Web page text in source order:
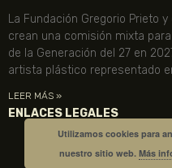
La Fundación Gregorio Prieto
crean una comisión mixta
de la Generación del 27 en
artista plástico representado
LEER MÁS »
ENLACES LEGALES
Utilizamos cookies para
nuestro sitio web.Más